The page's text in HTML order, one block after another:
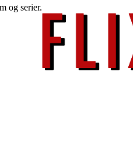
og serier.